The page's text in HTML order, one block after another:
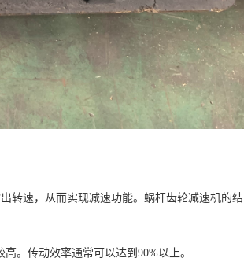
转速，从而实现减速功能。蜗杆齿轮减速机的结
。传动效率通常可以达到90%以上。